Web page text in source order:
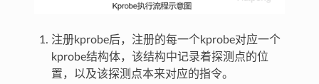
注册kprobe后，注册的每一个kprobe对应一个
kprobe结构体，该结构中记录着探测点的位
置，以及该探测点本来对应的指令。